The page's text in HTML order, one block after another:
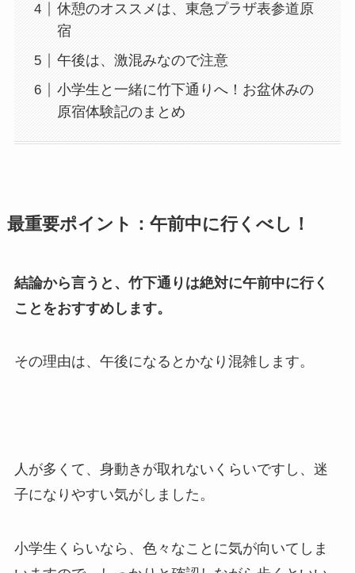
休憩のオススメは、東急プラザ表参道原
宿
午後は、激混みなので注意
小学生と一緒に竹下通りへ！お盆休みの
原宿体験記のまとめ
最重要ポイント：午前中に行くべし！
結論から言うと、竹下通りは絶対に午前中に行く
ことをおすすめします。
その理由は、午後になるとかなり混雑します。
人が多くて、身動きが取れないくらいですし、迷
子になりやすい気がしました。
小学生くらいなら、色々なことに気が向いてしま